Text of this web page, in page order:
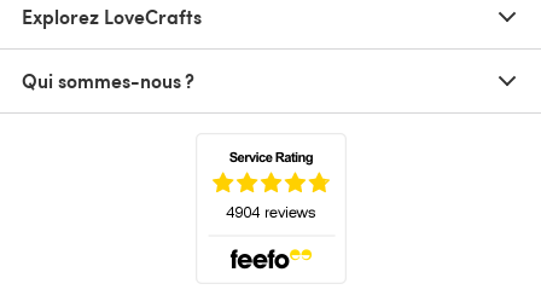
Explorez LoveCrafts
Qui sommes-nous ?